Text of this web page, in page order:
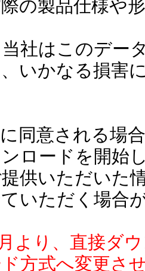
の製品仕様や
社はこのデー
いかなる損害
同意される場
ロードを開始
供いただいた
いただく場合
より、直接ダ
方式へ変更さ